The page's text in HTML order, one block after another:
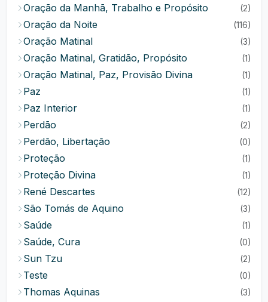
Oração da Manhã, Trabalho e Propósito (2)
Oração da Noite (116)
Oração Matinal (3)
Oração Matinal, Gratidão, Propósito (1)
Oração Matinal, Paz, Provisão Divina (1)
Paz (1)
Paz Interior (1)
Perdão (2)
Perdão, Libertação (0)
Proteção (1)
Proteção Divina (1)
René Descartes (12)
São Tomás de Aquino (3)
Saúde (1)
Saúde, Cura (0)
Sun Tzu (2)
Teste (0)
Thomas Aquinas (3)